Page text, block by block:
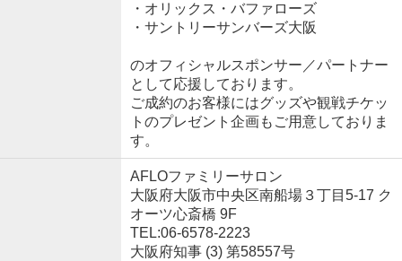
・オリックス・バファローズ
・サントリーサンバーズ大阪
のオフィシャルスポンサー／パートナー
として応援しております。
ご成約のお客様にはグッズや観戦チケッ
トのプレゼント企画もご用意しておりま
す。
AFLOファミリーサロン
大阪府大阪市中央区南船場３丁目5-17 ク
オーツ心斎橋 9F
TEL:06-6578-2223
大阪府知事 (3) 第58557号